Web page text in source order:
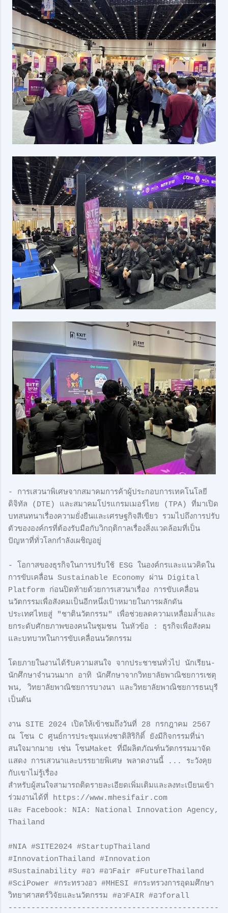
- การเสวนาพิเศษจากสมาคมการค้าผู้ประกอบการเทคโนโลยี
ดิจิทัล (DTE) และสมาคมโปรแกรมเมอร์ไทย (TPA) ที่มาเปิด
บทสนทนาเรื่องความยั่งยืนและเศรษฐกิจสีเขียว รวมไปถึงการปรับ
ตัวขององค์กรที่ต้องรับมือกับวิกฤติกาลเรื่องสิ่งแวดล้อมที่เป็น
ปัญหาที่ทั่วโลกกำลังเผชิญอยู่
- โอกาสของธุรกิจในการปรับใช้ ESG ในองค์กรและแนวคิดใน
การขับเคลื่อน Sustainable Economy ผ่าน Digital
Platform ก่อนปิดท้ายด้วยการเสวนาเรื่อง การขับเคลื่อน
นวัตกรรมเพื่อสังคมเป็นอีกหนึ่งเป้าหมายในการผลักดัน
ประเทศไทยสู่ "ชาตินวัตกรรม" เพื่อช่วยลดความเหลื่อมล้ำและ
ยกระดับศักยภาพของคนในชุมชน ในหัวข้อ : ธุรกิจเพื่อสังคม
และบทบาทในการขับเคลื่อนนวัตกรรม
โดยภายในงานได้รับความสนใจ จากประชาชนทั่วไป นักเรียน-
นักศึกษาจำนวนมาก อาทิ นักศึกษาจากวิทยาลัยพาณิชยการเชตุ
พน, วิทยาลัยพาณิชยการบางนา และวิทยาลัยพาณิชยการธนบุรี
เป็นต้น
งาน SITE 2024 เปิดให้เข้าชมถึงวันที่ 28 กรกฎาคม 2567
ณ โซน C ศูนย์การประชุมแห่งชาติสิริกิติ์ ยังมีกิจกรรมที่น่า
สนใจมากมาย เช่น โซนMaket ที่มีผลิตภัณฑ์นวัตกรรมมาจัด
แสดง การเสวนาและบรรยายพิเศษ พลาดงานนี้ ... ระวังคุย
กับเขาไม่รู้เรื่อง
สำหรับผู้สนใจสามารถติดรายละเอียดเพิ่มเติมและลงทะเบียนเข้า
ร่วมงานได้ที่ https://www.mhesifair.com
และ Facebook: NIA: National Innovation Agency,
Thailand
#NIA #SITE2024 #StartupThailand
#InnovationThailand #Innovation
#Sustainability #อว #อวFair #FutureThailand
#SciPower #กระทรวงอว #MHESI #กระทรวงการอุดมศึกษา
วิทยาศาสตร์วิจัยและนวัตกรรม #อวFAIR #อวforall
----------------------------------------------